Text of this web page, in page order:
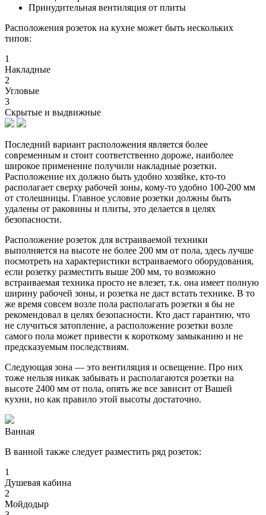
Принудительная вентиляция от плиты
Расположения розеток на кухне может быть нескольких
типов:
1
Накладные
2
Угловые
3
Скрытые и выдвижные
Последний вариант расположения является более
современным и стоит соответственно дороже, наиболее
широкое применение получили накладные розетки.
Расположение их должно быть удобно хозяйке, кто-то
располагает сверху рабочей зоны, кому-то удобно 100-200 мм
от столешницы. Главное условие розетки должны быть
удалены от раковины и плиты, это делается в целях
безопасности.
Расположение розеток для встраиваемой техники
выполняется на высоте не более 200 мм от пола, здесь лучше
посмотреть на характеристики встраиваемого оборудования,
если розетку разместить выше 200 мм, то возможно
встраиваемая техника просто не влезет, т.к. она имеет полную
ширину рабочей зоны, и розетка не даст встать технике. В то
же время совсем возле пола располагать розетки я бы не
рекомендовал в целях безопасности. Кто даст гарантию, что
не случиться затопление, а расположение розетки возле
самого пола может привести к короткому замыканию и не
предсказуемым последствиям.
Следующая зона — это вентиляция и освещение. Про них
тоже нельзя никак забывать и располагаются розетки на
высоте 2400 мм от пола, опять же все зависит от Вашей
кухни, но как правило этой высоты достаточно.
Ванная
В ванной также следует разместить ряд розеток:
1
Душевая кабина
2
Мойдодыр